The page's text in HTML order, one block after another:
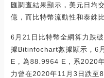
匯調查結果顯示，美元日均
億，而比特幣流動性和泰銖
6月21日比特幣全網算力跌
據Bitinfochart數據顯示，6
E，為88.9964 E，系2020
力曾在2020年11月3日跌至